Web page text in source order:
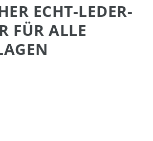
ECHT-LEDER-
FÜR ALLE